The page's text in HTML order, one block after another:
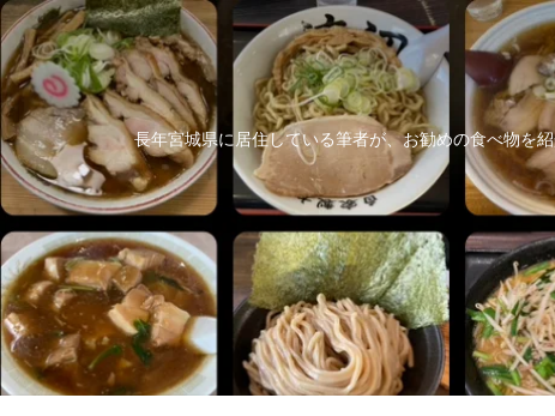
長年宮城県に居住している筆者が、お勧めの食べ物を